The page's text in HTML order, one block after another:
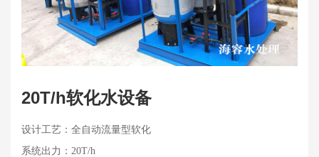
20T/h软化水设备
设计工艺：全自动流量型软化
系统出力：20T/h